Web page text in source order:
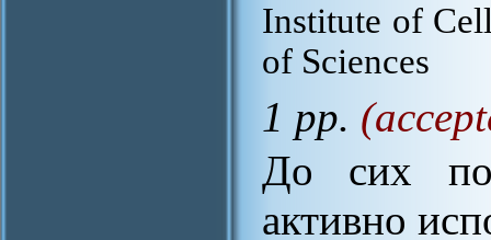
Institute of
of Sciences
1 pp.
До сих
активно